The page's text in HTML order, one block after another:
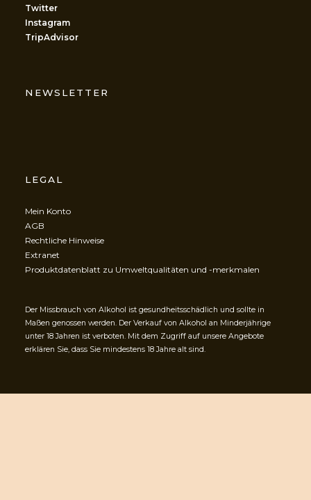
Twitter
Instagram
TripAdvisor
NEWSLETTER
LEGAL
Mein Konto
AGB
Rechtliche Hinweise
Extranet
Produktdatenblatt zu Umweltqualitäten und -merkmalen
Der Missbrauch von Alkohol ist gesundheitsschädlich und sollte in
Maßen genossen werden. Der Verkauf von Alkohol an Minderjährige
unter 18 Jahren ist verboten. Mit dem Zugriff auf unsere Angebote
erklären Sie, dass Sie mindestens 18 Jahre alt sind.